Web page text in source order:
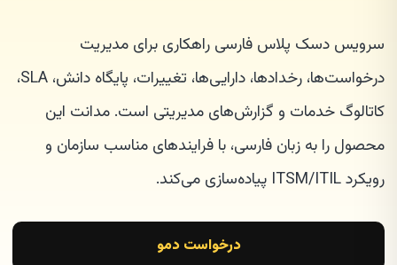
سرویس دسک پلاس فارسی راهکاری برای مدیریت
درخواست‌ها، رخدادها، دارایی‌ها، تغییرات، پایگاه دانش، SLA،
کاتالوگ خدمات و گزارش‌های مدیریتی است. مدانت این
محصول را به زبان فارسی، با فرایندهای مناسب سازمان و
رویکرد ITSM/ITIL پیاده‌سازی می‌کند.
درخواست دمو